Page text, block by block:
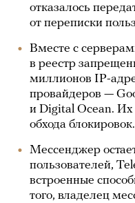
отказалось
от переписки
Вместе с
в реестр
миллионов IP-
провайдеров —
и Digital Ocean. Их
обхода блокировок.
Мессенджер
пользователей,
встроенные
того, владелец